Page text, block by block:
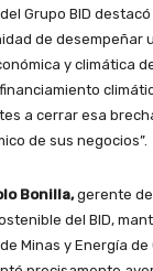
Grupo BID
de desempeñar
y climática
a cerrar esa
de sus negocios”.
Bonilla,gerente
del BID,
Minas y Energía de